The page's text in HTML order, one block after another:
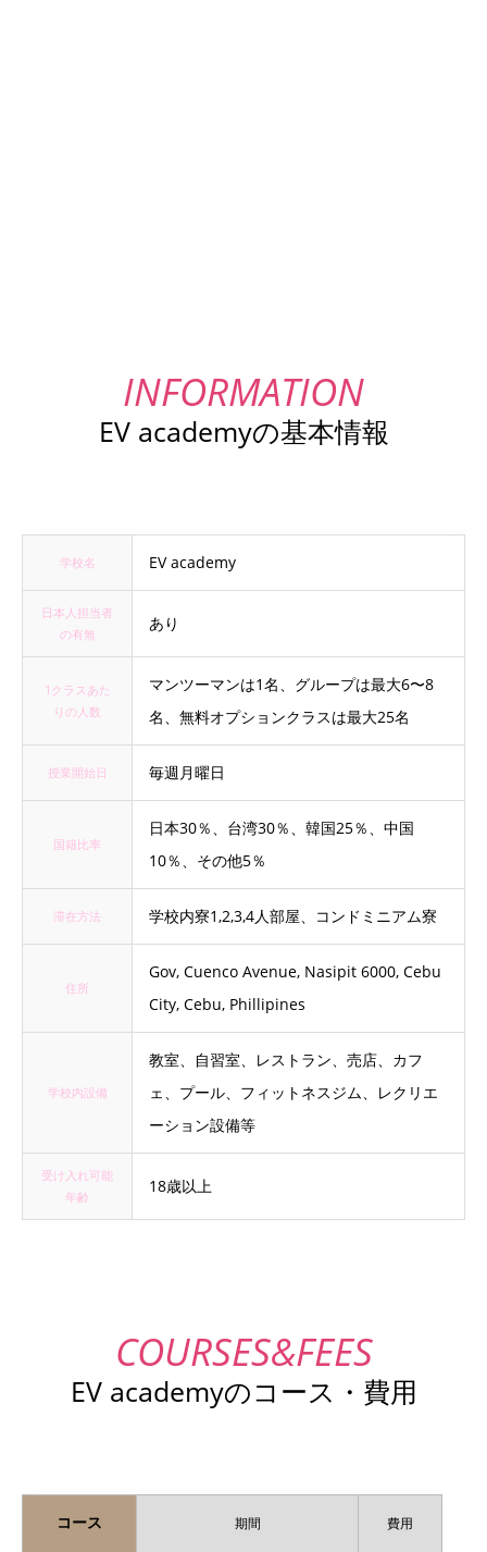
EV academyの基本情報
学校名 EV academy
日本人担当者
の有無
あり
1クラスあた
りの人数
マンツーマンは1名、グループは最大6〜8
名、無料オプションクラスは最大25名
授業開始日 毎週月曜日
国籍比率
日本30％、台湾30％、韓国25％、中国
10％、その他5％
滞在方法 学校内寮1,2,3,4人部屋、コンドミニアム寮
住所
Gov, Cuenco Avenue, Nasipit 6000, Cebu
City, Cebu, Phillipines
学校内設備
教室、自習室、レストラン、売店、カフ
ェ、プール、フィットネスジム、レクリエ
ーション設備等
受け入れ可能
年齢
18歳以上
EV academyのコース・費用
コース 期間 費用